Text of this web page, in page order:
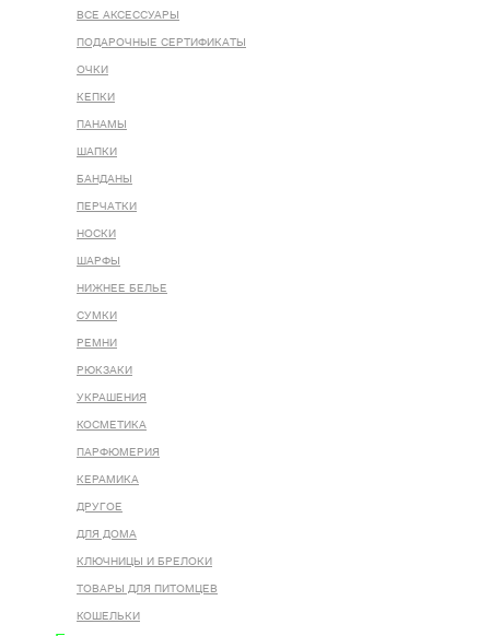
ВСЕ AКСЕССУАРЫ
ПОДАРОЧНЫЕ СЕРТИФИКАТЫ
ОЧКИ
КЕПКИ
ПАНАМЫ
ШАПКИ
БАНДАНЫ
ПЕРЧАТКИ
НОСКИ
ШАРФЫ
НИЖНЕЕ БЕЛЬЕ
СУМКИ
РЕМНИ
РЮКЗАКИ
УКРАШЕНИЯ
КОСМЕТИКА
ПАРФЮМЕРИЯ
КЕРАМИКА
ДРУГОЕ
ДЛЯ ДОМА
КЛЮЧНИЦЫ И БРЕЛОКИ
ТОВАРЫ ДЛЯ ПИТОМЦЕВ
КОШЕЛЬКИ